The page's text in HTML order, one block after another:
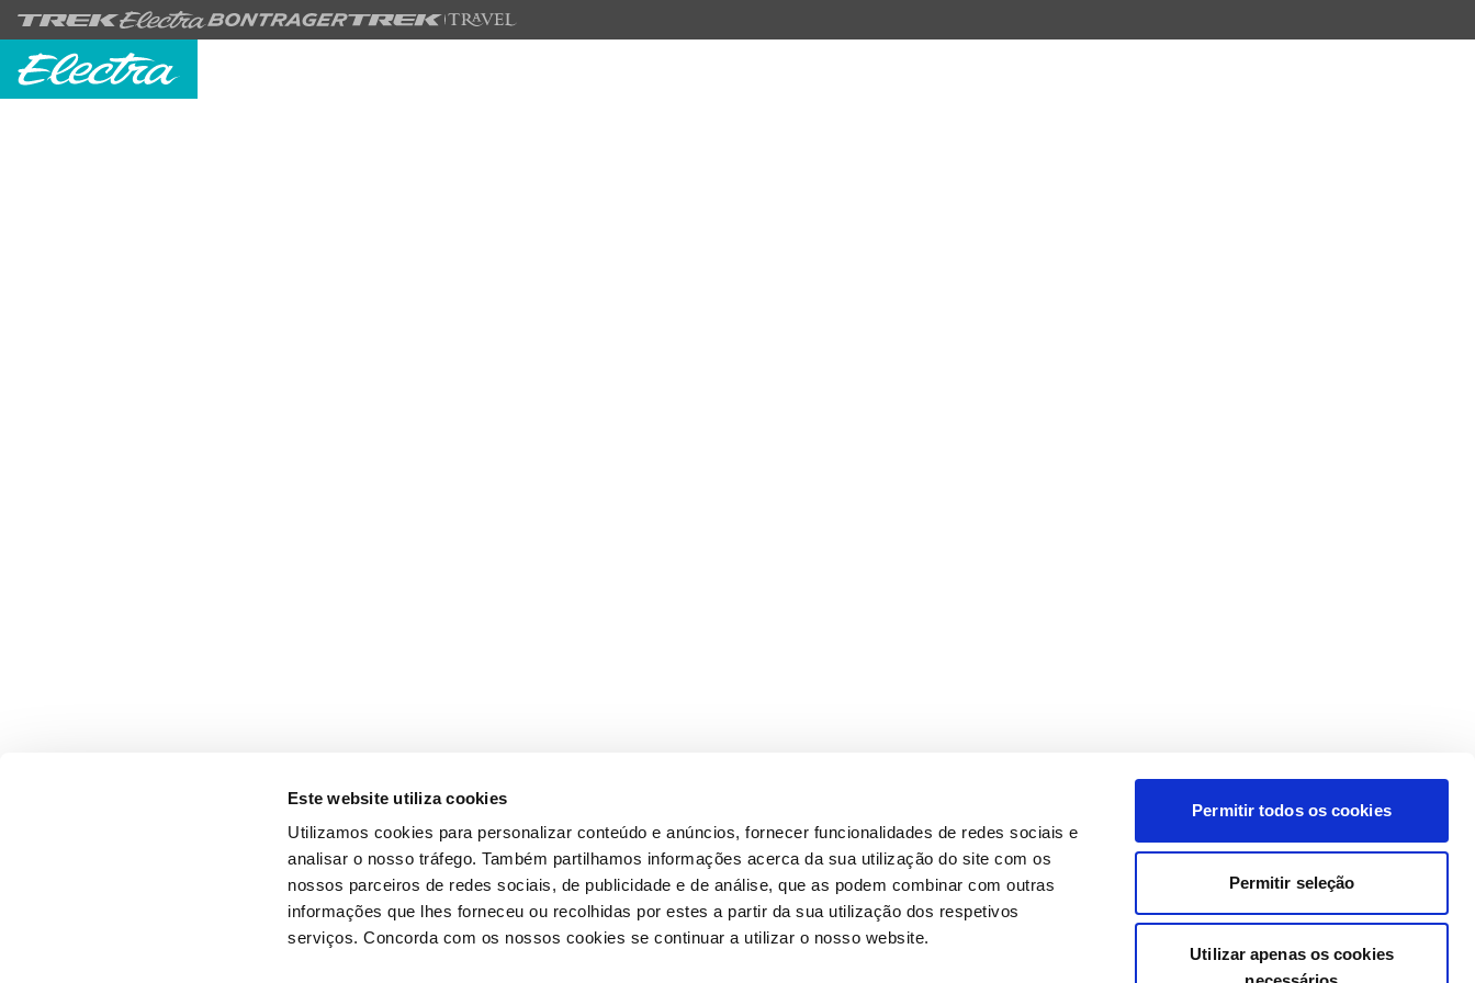
Este website utiliza cookies
Utilizamos cookies para personalizar conteúdo e anúncios, fornecer funcionalidades de redes sociais e
analisar o nosso tráfego. Também partilhamos informações acerca da sua utilização do site com os
nossos parceiros de redes sociais, de publicidade e de análise, que as podem combinar com outras
informações que lhes forneceu ou recolhidas por estes a partir da sua utilização dos respetivos
serviços. Concorda com os nossos cookies se continuar a utilizar o nosso website.
Permitir todos os cookies
Permitir seleção
Utilizar apenas os cookies